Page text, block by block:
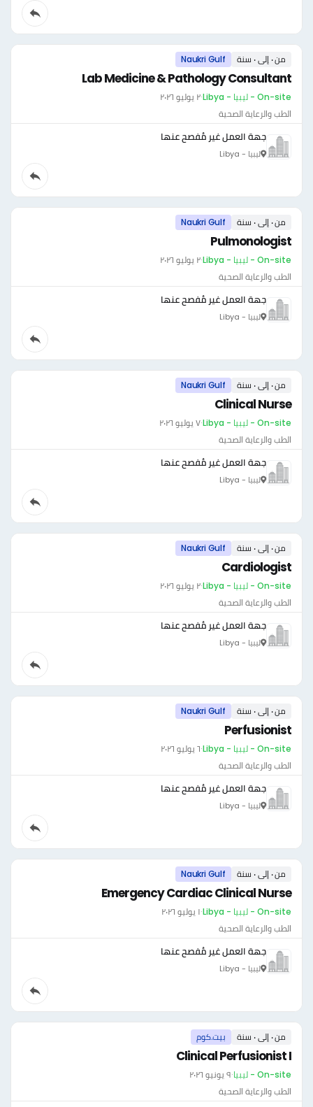
من ٠ إلى ٠ سنة Naukri Gulf
Lab Medicine & Pathology Consultant
On-site - ليبيا - Libya ·٢ يوليو ٢٠٢٦
الطب والرعاية الصحية
جهة العمل غير مُفصح عنها
ليبيا - Libya
من ٠ إلى ٠ سنة Naukri Gulf
Pulmonologist
On-site - ليبيا - Libya ·٢ يوليو ٢٠٢٦
الطب والرعاية الصحية
جهة العمل غير مُفصح عنها
ليبيا - Libya
من ٠ إلى ٠ سنة Naukri Gulf
Clinical Nurse
On-site - ليبيا - Libya ·٧ يوليو ٢٠٢٦
الطب والرعاية الصحية
جهة العمل غير مُفصح عنها
ليبيا - Libya
من ٠ إلى ٠ سنة Naukri Gulf
Cardiologist
On-site - ليبيا - Libya ·٢ يوليو ٢٠٢٦
الطب والرعاية الصحية
جهة العمل غير مُفصح عنها
ليبيا - Libya
من ٠ إلى ٠ سنة Naukri Gulf
Perfusionist
On-site - ليبيا - Libya ·٦ يوليو ٢٠٢٦
الطب والرعاية الصحية
جهة العمل غير مُفصح عنها
ليبيا - Libya
من ٠ إلى ٠ سنة Naukri Gulf
Emergency Cardiac Clinical Nurse
On-site - ليبيا - Libya ·١ يوليو ٢٠٢٦
الطب والرعاية الصحية
جهة العمل غير مُفصح عنها
ليبيا - Libya
من ٠ إلى ٠ سنة بيت.كوم
Clinical Perfusionist I
On-site - ليبيا ·٩ يونيو ٢٠٢٦
الطب والرعاية الصحية